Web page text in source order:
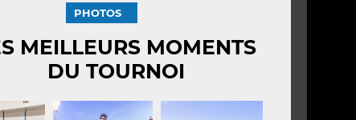
PHOTOS
MEILLEURS MOMENTS
DU TOURNOI